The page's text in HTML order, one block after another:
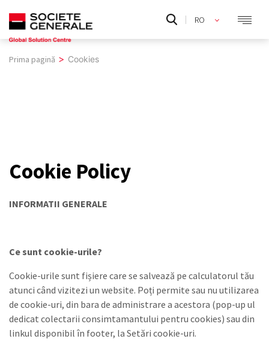
content
RO
Prima pagină > Cookies
Cookie Policy
INFORMATII GENERALE
Ce sunt cookie-urile?
Cookie-urile sunt fișiere care se salvează pe calculatorul tău
atunci când vizitezi un website. Poți permite sau nu utilizarea
de cookie-uri, din bara de administrare a acestora (pop-up ul
dedicat colectarii consimtamantului pentru cookies) sau din
linkul disponibil în footer, la Setări cookie-uri.